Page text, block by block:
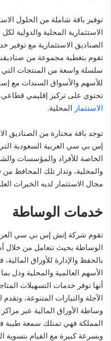
توفير باقة شاملة من الحلول
الاستثمارية المحلية والدولية
الصناديق الاستثمارية مع
سلسلة واسعة من المنتجات التي
للأسهم والأسواق السندات مع
تحتوي على تركيز إقليمي
الاستثمار المحلية.
توجد باقة مختارة من الصناديق
إس بي سي العربية السعودية
الخاصة للأفراد والمؤسسات
والمحلية، وتدار تلك المحافظ
مجال الاستثمار لديه الخبرات
خدمات الوساطة
تقوم شركة إتش إس بي سي
الوساطة بحيث تتعامل من خلال
بالحفظ والإدارة للأوراق
الأسهم العالمية والمحلية وذل
أنها توفر خدمات التسهيلات
الآجلة والتيارات المتنوعة،
وساطة الأوراق المالية عبر
المملكة فهي تمتلك سمعة طيبة
وبسرعة كبيرة مع القيام بتسوية